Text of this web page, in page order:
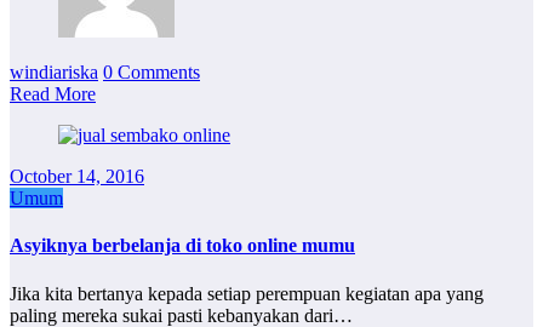
windiariska 0 Comments
Read More
October 14, 2016
Umum
Asyiknya berbelanja di toko online mumu
Jika kita bertanya kepada setiap perempuan kegiatan apa yang
paling mereka sukai pasti kebanyakan dari…